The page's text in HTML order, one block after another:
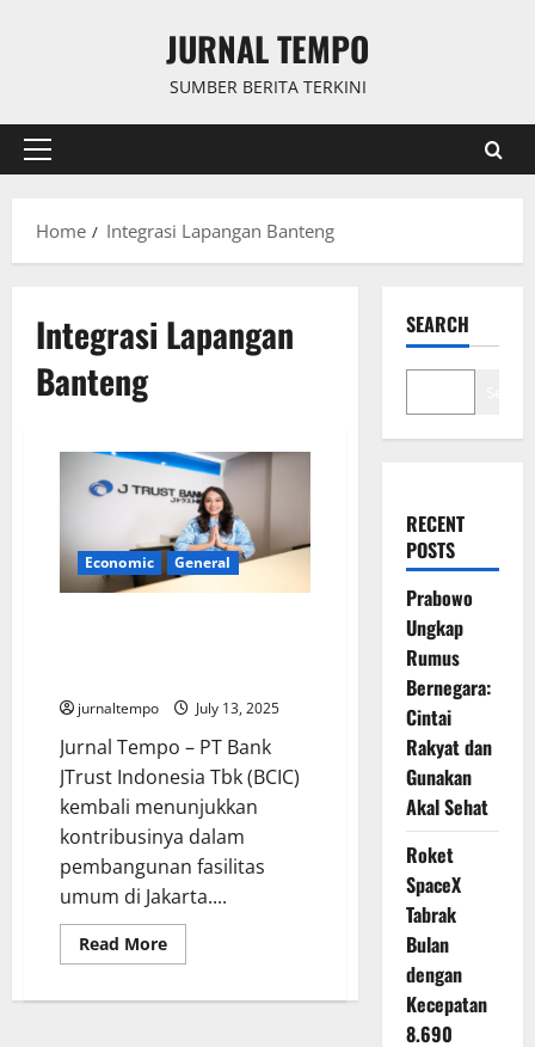
JURNAL TEMPO
SUMBER BERITA TERKINI
Primary
Home
Integrasi Lapangan Banteng
Integrasi Lapangan
Banteng
Economic General
jurnaltempo July 13, 2025
Jurnal Tempo – PT Bank
JTrust Indonesia Tbk (BCIC)
kembali menunjukkan
kontribusinya dalam
pembangunan fasilitas
umum di Jakarta....
Read MoreRead
more
JTrust
SEARCH
RECENT
POSTS
Prabowo
Ungkap
Rumus
Bernegara:
Cintai
Rakyat dan
Gunakan
Akal Sehat
Roket
SpaceX
Tabrak
Bulan
dengan
Kecepatan
8.690